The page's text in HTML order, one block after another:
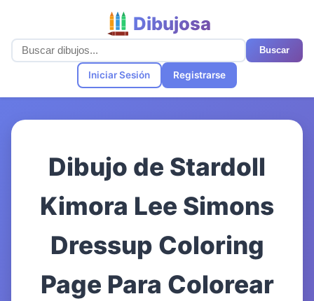
Dibujosa
Buscar
Iniciar Sesión Registrarse
Dibujo de Stardoll
Kimora Lee Simons
Dressup Coloring
Page Para Colorear